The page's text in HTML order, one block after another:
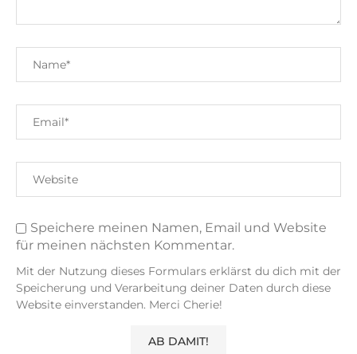
Speichere meinen Namen, Email und Website
für meinen nächsten Kommentar.
Mit der Nutzung dieses Formulars erklärst du dich mit der
Speicherung und Verarbeitung deiner Daten durch diese
Website einverstanden. Merci Cherie!